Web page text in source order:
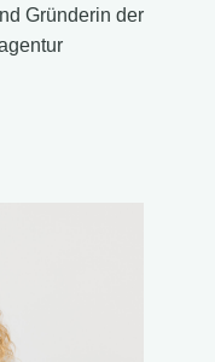
Gründerin der